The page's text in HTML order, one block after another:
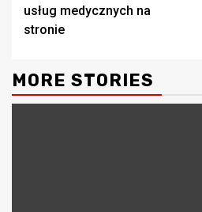
usług medycznych na
stronie
MORE STORIES